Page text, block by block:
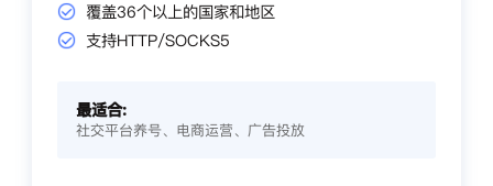
覆盖36个以上的国家和地区
支持HTTP/SOCKS5
最适合:
社交平台养号、电商运营、广告投放